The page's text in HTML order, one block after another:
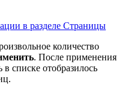
количество
. После применения
списке отобразилось